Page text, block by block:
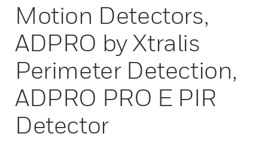
Motion Detectors,
ADPRO by Xtralis
Perimeter Detection,
ADPRO PRO E PIR
Detector